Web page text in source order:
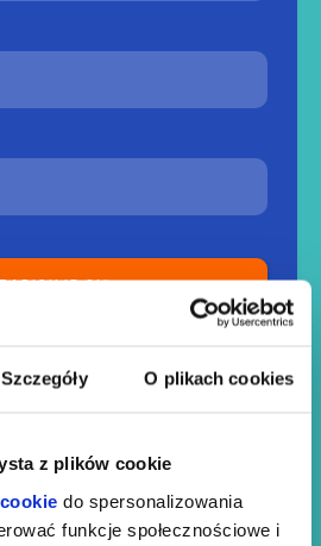
Szczegóły O plikach cookies
z plików cookie
cookie do spersonalizowania
funkcje społecznościowe i
moich danych osobowych
bajkapanakleksa.pl w zgodzie i
wPolityce prywatności w